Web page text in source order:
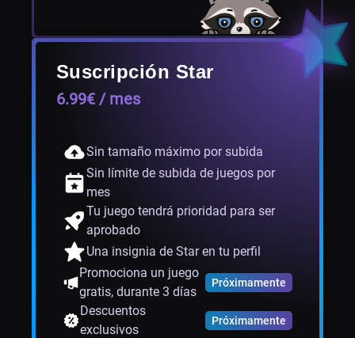
Suscripción Star
6.99€ / mes
Sin tamaño máximo por subida
Sin límite de subida de juegos por
mes
Tu juego tendrá prioridad para ser
aprobado
Una insignia de Star en tu perfil
Promociona un juego
gratis, durante 3 días
Próximamente
Descuentos
exclusivos
Próximamente